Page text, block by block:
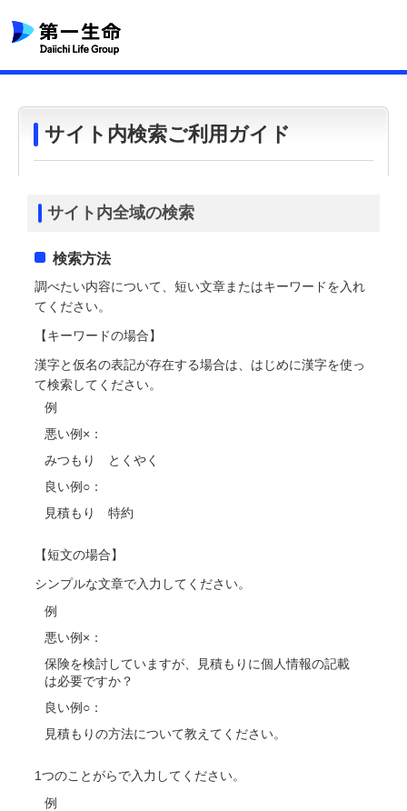
サイト内検索ご利用ガイド
サイト内全域の検索
検索方法
調べたい内容について、短い文章またはキーワードを入れ
てください。
【キーワードの場合】
漢字と仮名の表記が存在する場合は、はじめに漢字を使っ
て検索してください。
例
悪い例×：
みつもり とくやく
良い例○：
見積もり 特約
【短文の場合】
シンプルな文章で入力してください。
例
悪い例×：
保険を検討していますが、見積もりに個人情報の記載
は必要ですか？
良い例○：
見積もりの方法について教えてください。
1つのことがらで入力してください。
例